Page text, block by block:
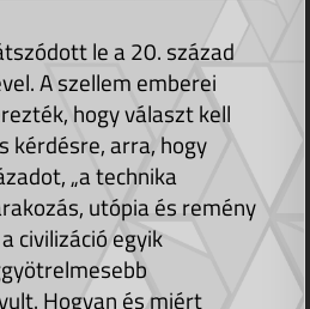
le a 20. század
A szellem emberei
hogy választ kell
kérdésre, arra, hogy
„a technika
utópia és remény
civilizáció egyik
Hogyan és miért